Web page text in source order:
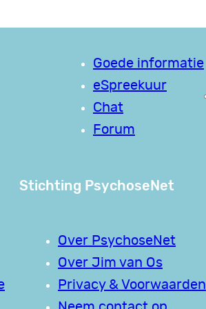
Goede informatie
eSpreekuur
Chat
Forum
Stichting PsychoseNet
Over PsychoseNet
Over Jim van Os
Privacy & Voorwaarden